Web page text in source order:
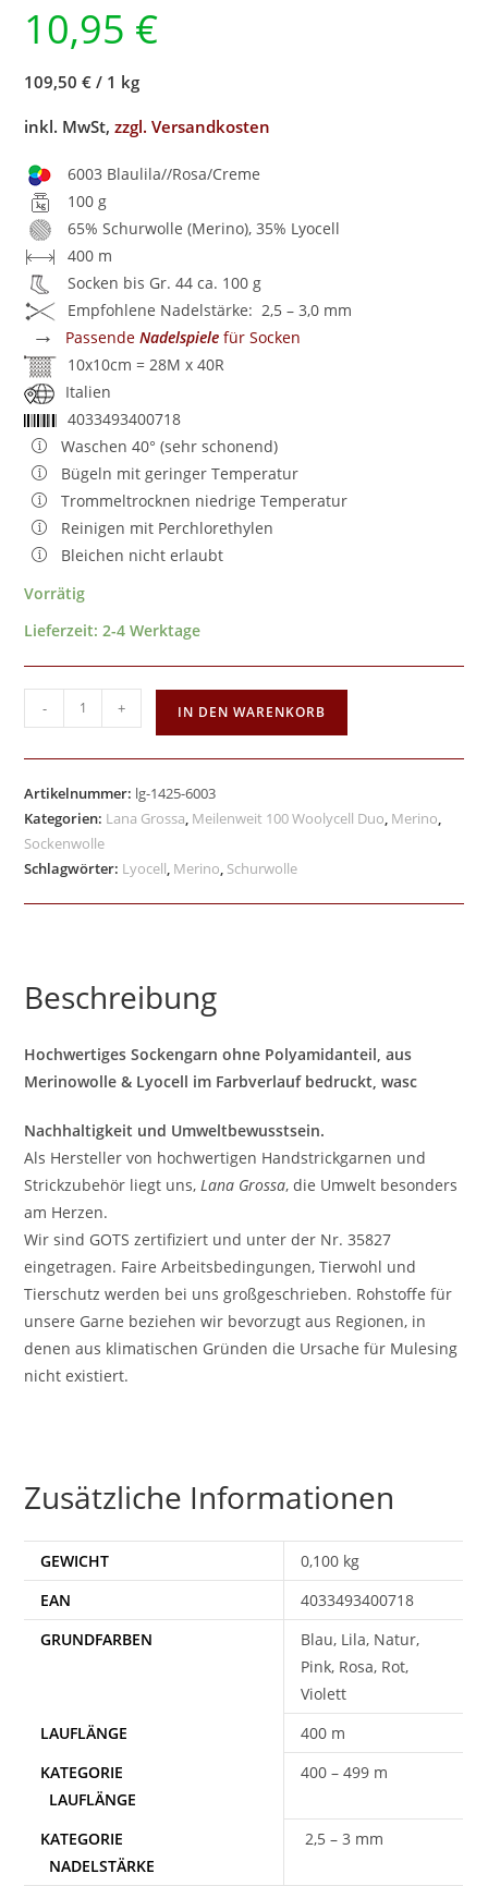
10,95 €
109,50 € / 1 kg
inkl. MwSt,zzgl. Versandkosten
6003 Blaulila//Rosa/Creme
100 g
65% Schurwolle (Merino), 35% Lyocell
400 m
Socken bis Gr. 44 ca. 100 g
Empfohlene Nadelstärke: 2,5 – 3,0 mm
→ PassendeNadelspiele für Socken
10x10cm = 28M x 40R
Italien
4033493400718
Waschen 40° (sehr schonend)
Bügeln mit geringer Temperatur
Trommeltrocknen niedrige Temperatur
Reinigen mit Perchlorethylen
Bleichen nicht erlaubt
Vorrätig
Lieferzeit:2-4 Werktage
- + IN DEN WARENKORB
Artikelnummer: lg-1425-6003
Kategorien: Lana Grossa, Meilenweit 100 Woolycell Duo, Merino,
Sockenwolle
Schlagwörter: Lyocell, Merino, Schurwolle
Beschreibung
Hochwertiges Sockengarn ohne Polyamidanteil, aus
Merinowolle & Lyocell im Farbverlauf bedruckt, wasc
Nachhaltigkeit und Umweltbewusstsein.
Als Hersteller von hochwertigen Handstrickgarnen und
Strickzubehör liegt uns,Lana Grossa, die Umwelt besonders
am Herzen.
Wir sind GOTS zertifiziert und unter der Nr. 35827
eingetragen. Faire Arbeitsbedingungen, Tierwohl und
Tierschutz werden bei uns großgeschrieben. Rohstoffe für
unsere Garne beziehen wir bevorzugt aus Regionen, in
denen aus klimatischen Gründen die Ursache für Mulesing
nicht existiert.
Zusätzliche Informationen
GEWICHT
0,100 kg
EAN
4033493400718
Blau, Lila, Natur,
Pink, Rosa, Rot,
Violett
400 m
400 – 499 m
2,5 – 3 mm